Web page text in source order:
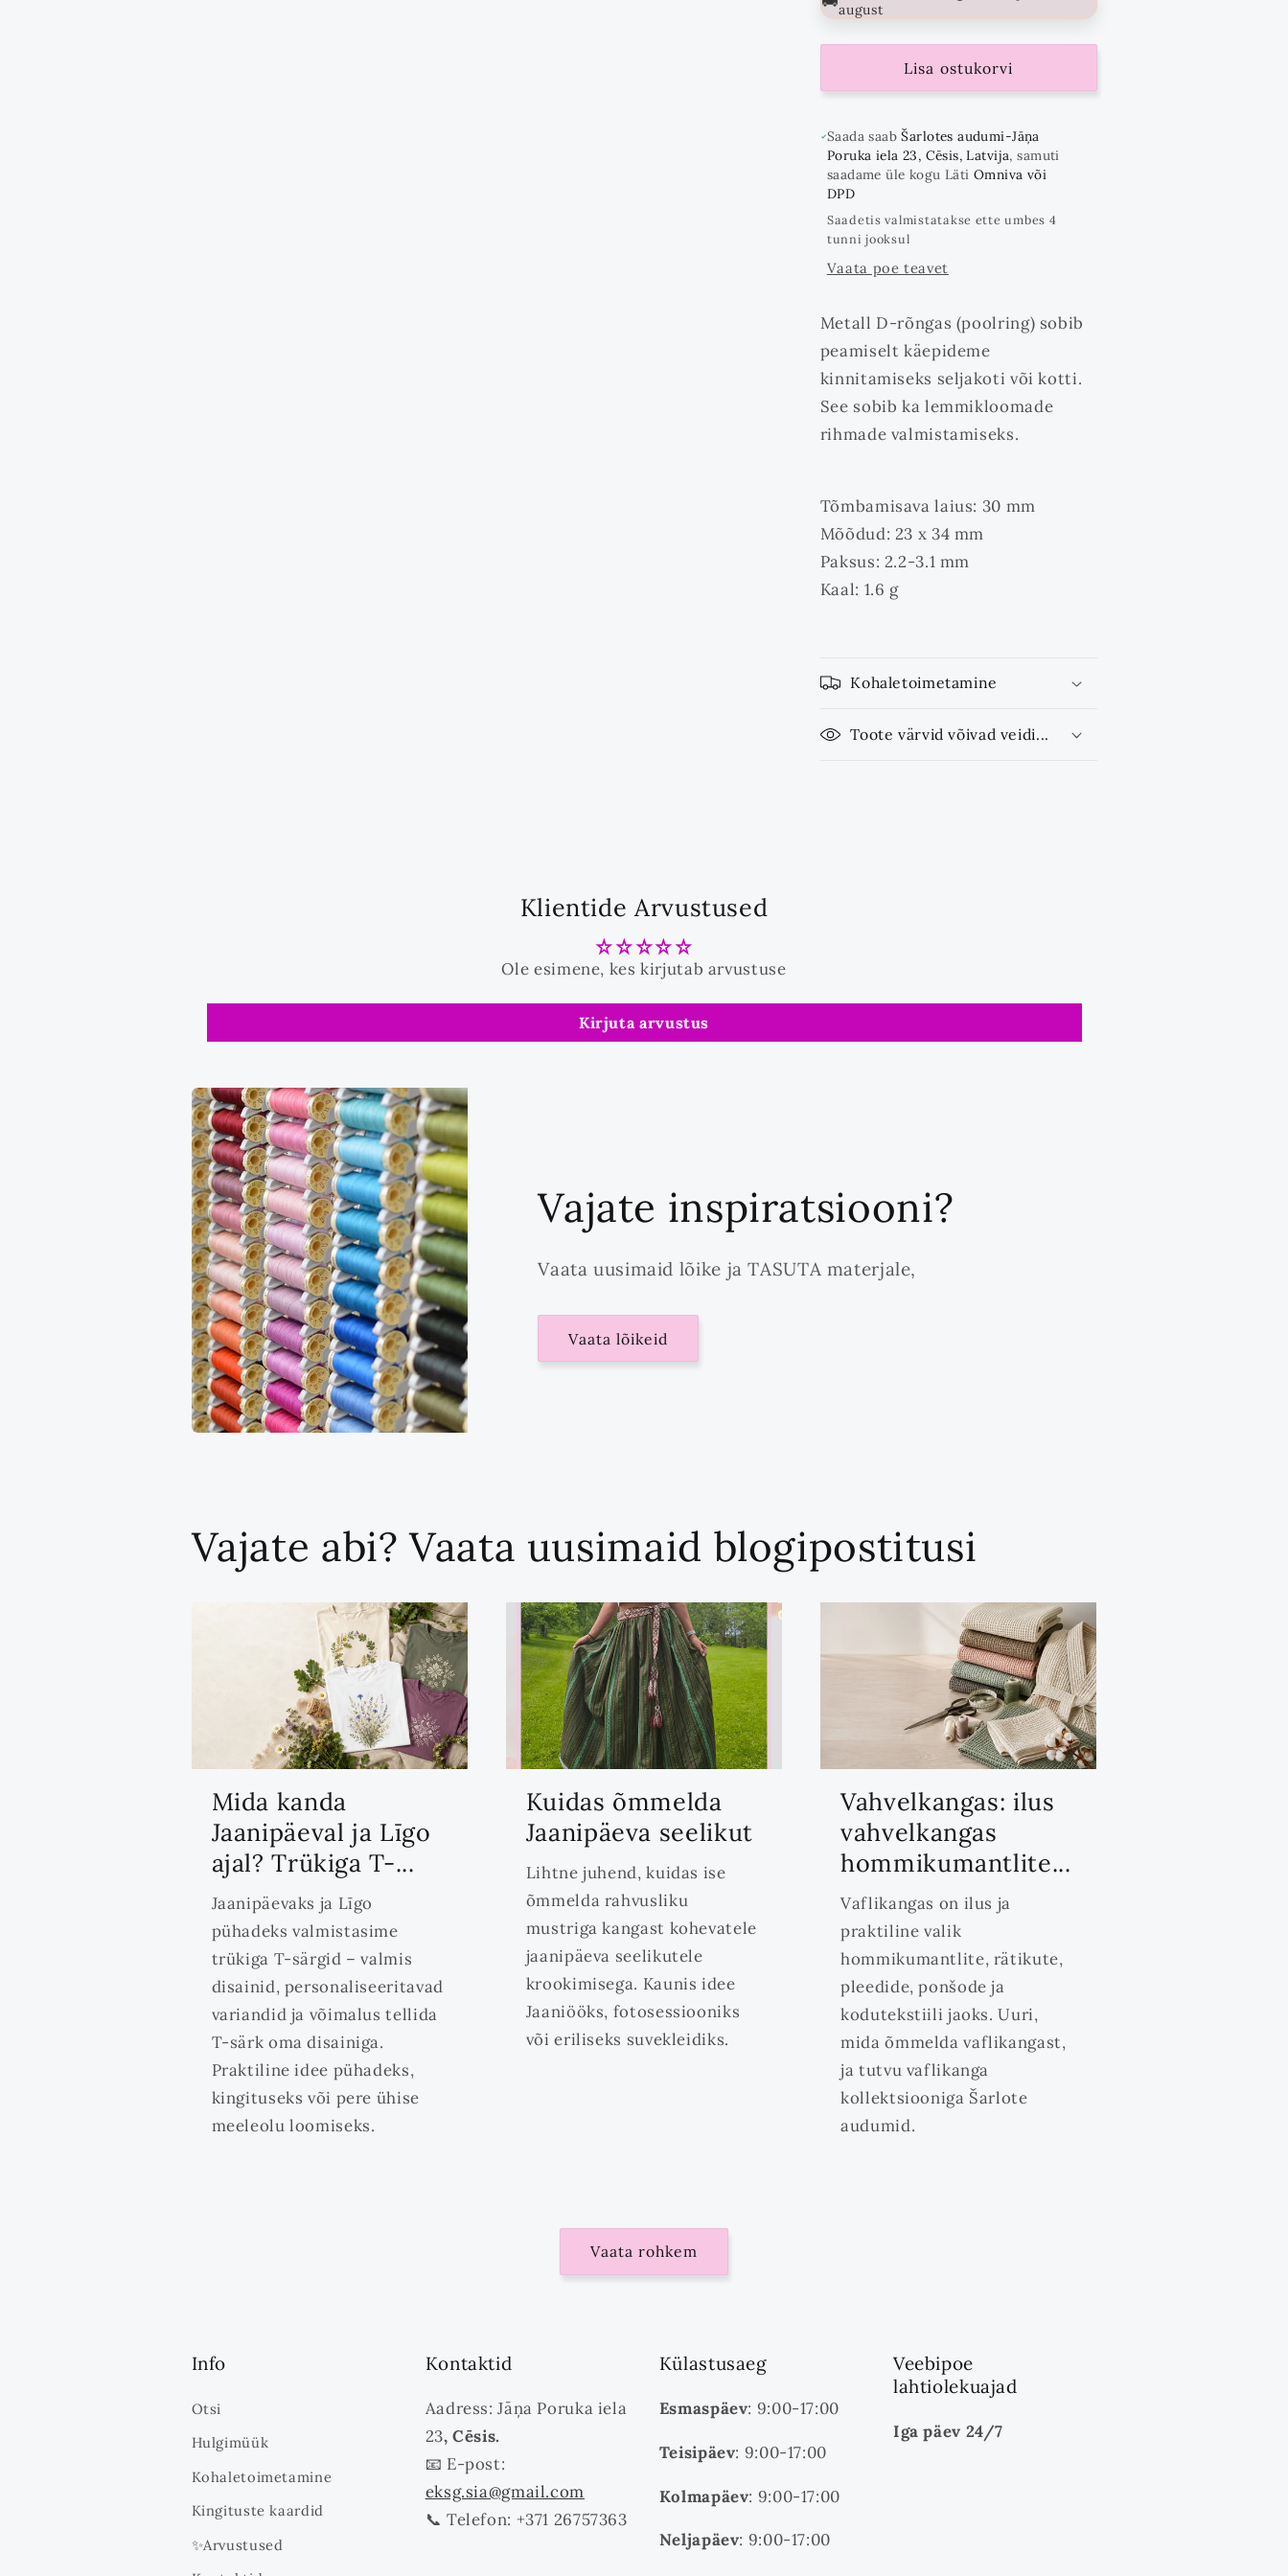
august
Lisa ostukorvi
Saada saabŠarlotes audumi-Jāņa
Poruka iela 23, Cēsis, Latvija, samuti
saadame üle kogu LätiOmniva või
DPD
Saadetis valmistatakse ette umbes 4
tunni jooksul
Vaata poe teavet
Metall D-rõngas (poolring) sobib
peamiselt käepideme
kinnitamiseks seljakoti või kotti.
See sobib ka lemmikloomade
rihmade valmistamiseks.
Tõmbamisava laius: 30 mm
Mõõdud: 23 x 34 mm
Paksus: 2.2-3.1 mm
Kaal: 1.6 g
Kohaletoimetamine
Toote värvid võivad veidi...
Klientide Arvustused
Ole esimene, kes kirjutab arvustuse
Kirjuta arvustus
Vajate inspiratsiooni?
Vaata uusimaid lõike ja TASUTA materjale,
Vaata lõikeid
Vajate abi? Vaata uusimaid blogipostitusi
Mida kanda
Jaanipäeval ja Līgo
ajal? Trükiga T-...
Jaanipäevaks ja Līgo
pühadeks valmistasime
trükiga T-särgid – valmis
disainid, personaliseeritavad
variandid ja võimalus tellida
T-särk oma disainiga.
Praktiline idee pühadeks,
kingituseks või pere ühise
meeleolu loomiseks.
Kuidas õmmelda
Jaanipäeva seelikut
Lihtne juhend, kuidas ise
õmmelda rahvusliku
mustriga kangast kohevatele
jaanipäeva seelikutele
krookimisega. Kaunis idee
Jaaniööks, fotosessiooniks
või eriliseks suvekleidiks.
Vahvelkangas: ilus
vahvelkangas
hommikumantlite...
Vaflikangas on ilus ja
praktiline valik
hommikumantlite, rätikute,
pleedide, ponšode ja
kodutekstiili jaoks. Uuri,
mida õmmelda vaflikangast,
ja tutvu vaflikanga
kollektsiooniga Šarlote
audumid.
Vaata rohkem
Info
Otsi
Hulgimüük
Kohaletoimetamine
Kingituste kaardid
✨Arvustused
Kontaktid
Aadress: Jāņa Poruka iela
23, Cēsis.
📧 E-post:
eksg.sia@gmail.com
📞 Telefon: +371 26757363
Külastusaeg
Esmaspäev: 9:00-17:00
Teisipäev: 9:00-17:00
Kolmapäev: 9:00-17:00
Neljapäev: 9:00-17:00
Veebipoe
lahtiolekuajad
Iga päev 24/7